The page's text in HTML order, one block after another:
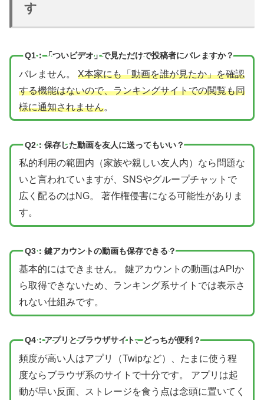
す
Q1：「ついビデオ」で見ただけで投稿者にバレますか？
バレません。 X本家にも「動画を誰が見たか」を確認
する機能はないので、ランキングサイトでの閲覧も同
様に通知されません。
Q2：保存した動画を友人に送ってもいい？
私的利用の範囲内（家族や親しい友人内）なら問題な
いと言われていますが、SNSやグループチャットで
広く配るのはNG。 著作権侵害になる可能性がありま
す。
Q3：鍵アカウントの動画も保存できる？
基本的にはできません。 鍵アカウントの動画はAPIか
ら取得できないため、ランキング系サイトでは表示さ
れない仕組みです。
Q4：アプリとブラウザサイト、どっちが便利？
頻度が高い人はアプリ（Twipなど）、たまに使う程
度ならブラウザ系のサイトで十分です。 アプリは起
動が早い反面、ストレージを食う点は念頭に置いてく